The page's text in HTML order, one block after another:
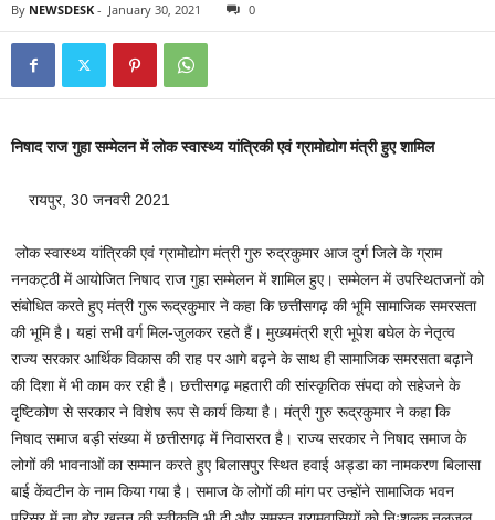
By NEWSDESK - January 30, 2021 0
निषाद राज गुहा सम्मेलन में लोक स्वास्थ्य यांत्रिकी एवं ग्रामोद्योग मंत्री हुए शामिल
रायपुर, 30 जनवरी 2021
लोक स्वास्थ्य यांत्रिकी एवं ग्रामोद्योग मंत्री गुरु रुद्रकुमार आज दुर्ग जिले के ग्राम
ननकट्ठी में आयोजित निषाद राज गुहा सम्मेलन में शामिल हुए। सम्मेलन में उपस्थितजनों को
संबोधित करते हुए मंत्री गुरू रूद्रकुमार ने कहा कि छत्तीसगढ़ की भूमि सामाजिक समरसता
की भूमि है। यहां सभी वर्ग मिल-जुलकर रहते हैं। मुख्यमंत्री श्री भूपेश बघेल के नेतृत्व
राज्य सरकार आर्थिक विकास की राह पर आगे बढ़ने के साथ ही सामाजिक समरसता बढ़ाने
की दिशा में भी काम कर रही है। छत्तीसगढ़ महतारी की सांस्कृतिक संपदा को सहेजने के
दृष्टिकोण से सरकार ने विशेष रूप से कार्य किया है। मंत्री गुरु रूद्रकुमार ने कहा कि
निषाद समाज बड़ी संख्या में छत्तीसगढ़ में निवासरत है। राज्य सरकार ने निषाद समाज के
लोगों की भावनाओं का सम्मान करते हुए बिलासपुर स्थित हवाई अड्डा का नामकरण बिलासा
बाई केंवटीन के नाम किया गया है। समाज के लोगों की मांग पर उन्होंने सामाजिक भवन